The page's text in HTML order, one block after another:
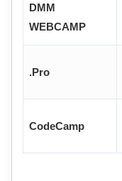
DMM
WEBCAMP
.Pro
CodeCamp